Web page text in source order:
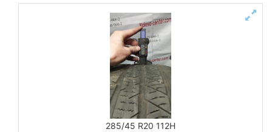
285/45 R20 112H